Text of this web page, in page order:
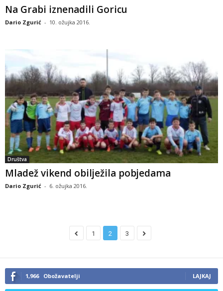
Na Grabi iznenadili Goricu
Dario Zgurić - 10. ožujka 2016.
Društva
Mladež vikend obilježila pobjedama
Dario Zgurić - 6. ožujka 2016.
1 2 3
1,966 Obožavatelji LAJKAJ